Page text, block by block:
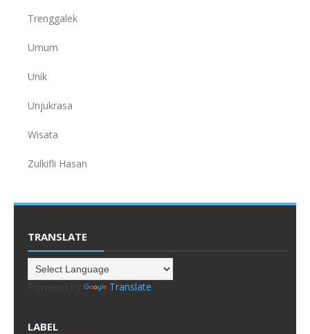
Trenggalek
Umum
Unik
Unjukrasa
Wisata
Zulkifli Hasan
TRANSLATE
Translate
LABEL